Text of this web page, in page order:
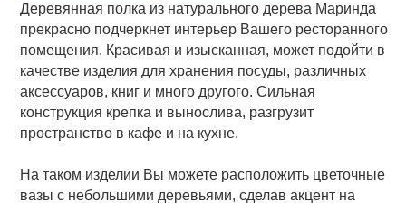
Деревянная полка из натурального дерева Маринда
прекрасно подчеркнет интерьер Вашего ресторанного
помещения. Красивая и изысканная, может подойти в
качестве изделия для хранения посуды, различных
аксессуаров, книг и много другого. Сильная
конструкция крепка и вынослива, разгрузит
пространство в кафе и на кухне.
На таком изделии Вы можете расположить цветочные
вазы с небольшими деревьями, сделав акцент на